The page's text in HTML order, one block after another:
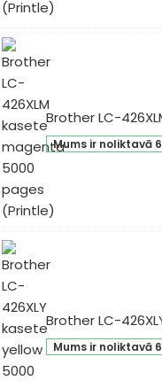
Brother LC-
Mums ir noliktavā
Brother LC-
Mums ir noliktavā